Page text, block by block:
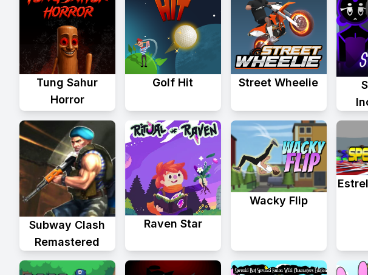
Tung Sahur
Horror
Golf Hit Street Wheelie
Subway Clash
Remastered
Raven Star
Wacky Flip